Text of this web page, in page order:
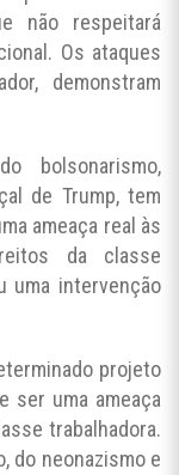
não respeitará
Os ataques
demonstram
bolsonarismo,
de Trump, tem
ameaça real às
da classe
uma intervenção
projeto
ser uma ameaça
trabalhadora.
do neonazismo e